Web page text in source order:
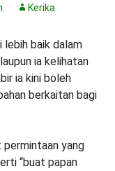
Kerika
lebih baik dalam
ia kelihatan
ia kini boleh
berkaitan bagi
permintaan yang
“buat papan